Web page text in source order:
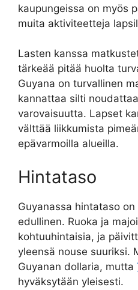
kaupungeissa on myös
muita aktiviteetteja
Lasten kanssa
tärkeää pitää huolta
Guyana on turvallinen
kannattaa silti
varovaisuutta. Lapset
välttää liikkumista
epävarmoilla alueilla.
Hintataso
Guyanassa hintataso
edullinen. Ruoka ja
kohtuuhintaisia, ja
yleensä nouse suuriksi.
Guyanan dollaria, mutta
hyväksytään yleisesti.